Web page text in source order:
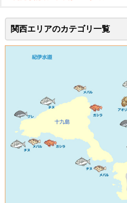
関西エリアのカテゴリ一覧